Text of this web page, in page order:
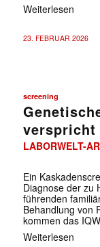
Weiterlesen
23. FEBRUAR 2026
screening
verspricht
LABORWELT-
Ein
Diagnose der zu
führenden
Behandlung von
kommen das
Weiterlesen